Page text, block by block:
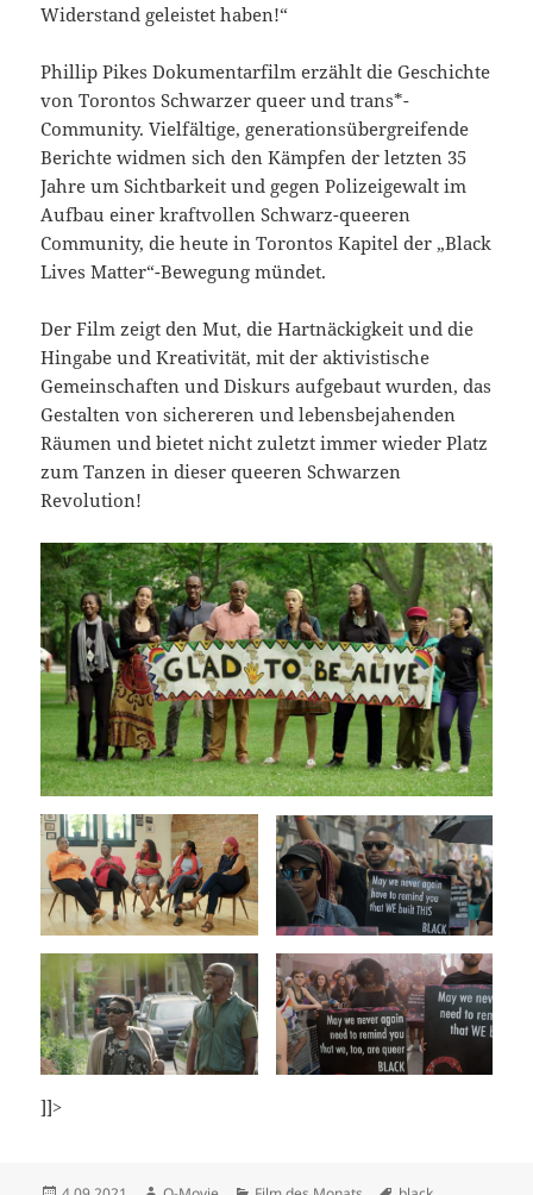
Widerstand geleistet haben!“
Phillip Pikes Doku­men­tarfilm erzählt die Geschich­te
von Torontos Schwarzer queer und trans*-
Community. Vielfältige, generationsübergreifende
Berichte widmen sich den Kämpfen der letzten 35
Jahre um Sichtbarkeit und gegen Polizeigewalt im
Aufbau einer kraftvollen Schwarz-queeren
Community, die heute in Torontos Kapitel der „Black
Lives Matter“-Bewegung mündet.
Der Film zeigt den Mut, die Hartnäckigkeit und die
Hingabe und Kreativität, mit der aktivistische
Gemeinschaften und Diskurs aufgebaut wurden, das
Gestalten von sichereren und lebensbejahenden
Räumen und bietet nicht zuletzt immer wieder Platz
zum Tanzen in dieser queeren Schwarzen
Revolution!
]]>